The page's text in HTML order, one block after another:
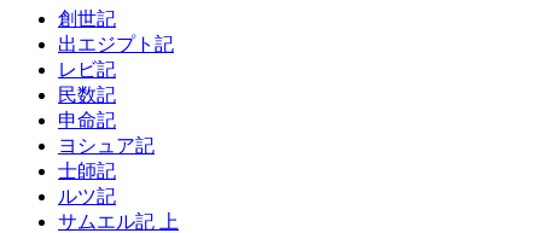
創世記
出エジプト記
レビ記
民数記
申命記
ヨシュア記
士師記
ルツ記
サムエル記 上